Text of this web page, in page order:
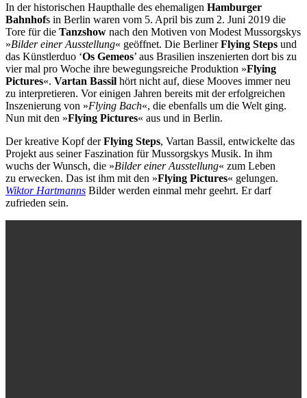
In der historischen Haupthalle des ehemaligen Hamburger
Bahnhofs in Berlin waren vom 5. April bis zum 2. Juni 2019 die
Tore für die Tanzshow nach den Motiven von Modest Mussorgskys
»Bilder einer Ausstellung« geöffnet. Die BerlinerFlying Steps und
das Künstlerduo ‘Os Gemeos’ aus Brasilien inszenierten dort bis zu
vier mal pro Woche ihre bewegungsreiche Produktion »Flying
Pictures«. Vartan Bassil hört nicht auf, diese Mooves immer neu
zu interpretieren. Vor einigen Jahren bereits mit der erfolgreichen
Inszenierung von »Flying Bach«, die ebenfalls um die Welt ging.
Nun mit den »Flying Pictures« aus und in Berlin.
Der kreative Kopf derFlying Steps, Vartan Bassil, entwickelte das
Projekt aus seiner Faszination für Mussorgskys Musik. In ihm
wuchs der Wunsch, die »Bilder einer Ausstellung« zum Leben
zu erwecken. Das ist ihm mit den »Flying Pictures« gelungen.
Wiktor Hartmanns Bilder werden einmal mehr geehrt. Er darf
zufrieden sein.